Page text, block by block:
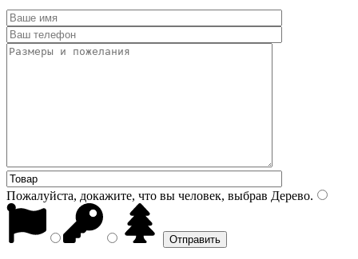
Пожалуйста, докажите, что вы человек, выбрав Дерево.